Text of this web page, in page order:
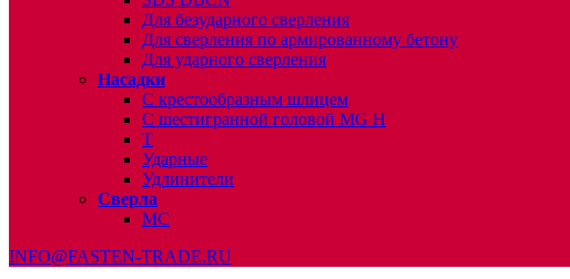
Для безударного сверления
Для сверления по армированному бетону
Для ударного сверления
Насадки
С крестообразным шлицем
С шестигранной головой MG H
T
Ударные
Удлинители
Сверла
МС
INFO@FASTEN-TRADE.RU